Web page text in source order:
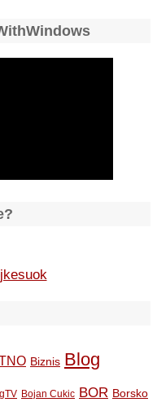
Biznis Blog
Bojan Cukic BOR Borsko